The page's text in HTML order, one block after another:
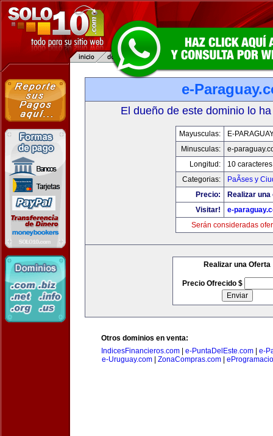
e-
El dueño de este dominio lo
Mayusculas:
E-
Minusculas:
e-
Longitud:
10 caracteres
Categorias:
PaÃ­ses y
Precio:
Realizar
Visitar!
e-
Serán consideradas
Realizar una Oferta
Precio Ofrecido $
Otros dominios en venta:
IndicesFinancieros.com
e-PuntaDelEste.com
e-
e-Uruguay.com
ZonaCompras.com